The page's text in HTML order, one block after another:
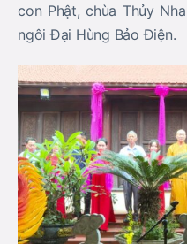
con Phật, chùa Thủy
ngôi Đại Hùng Bảo Điện.